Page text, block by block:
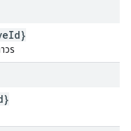
Id}
วร